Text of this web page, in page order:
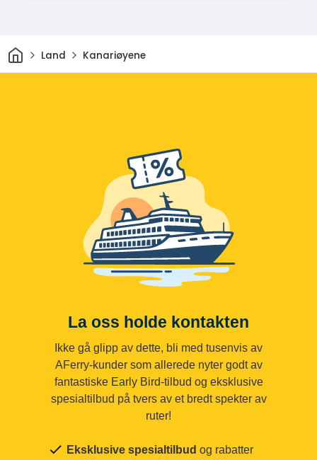
HjemLand Kanariøyene
La oss holde kontakten
Ikke gå glipp av dette, bli med tusenvis av
AFerry-kunder som allerede nyter godt av
fantastiske Early Bird-tilbud og eksklusive
spesialtilbud på tvers av et bredt spekter av
ruter!
Eksklusive spesialtilbud og rabatter